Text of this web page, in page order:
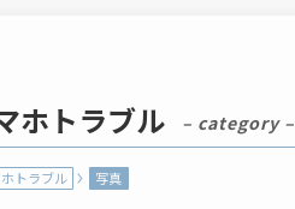
ホトラブル – category –
トラブル 写真